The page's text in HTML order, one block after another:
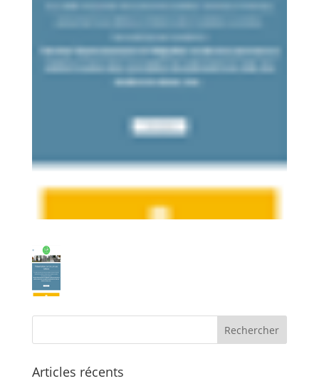
Articles récents